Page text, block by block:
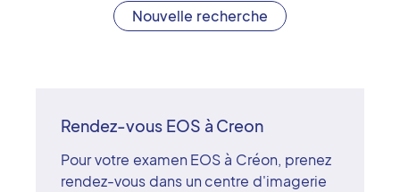
Nouvelle recherche
Rendez-vous EOS à Creon
Pour votre examen EOS à Créon, prenez
rendez-vous dans un centre d'imagerie